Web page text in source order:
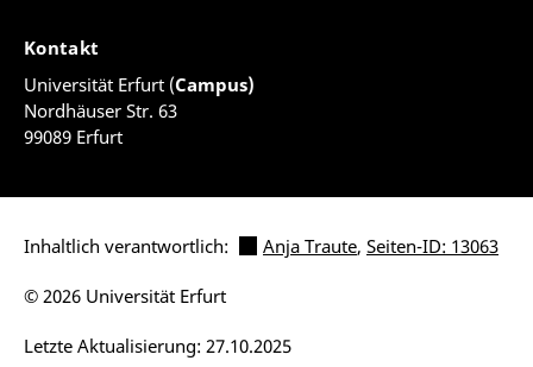
Kontakt
Universität Erfurt (Campus)
Nordhäuser Str. 63
99089 Erfurt
Inhaltlich verantwortlich: Anja Traute, Seiten-ID: 13063
Letzte Aktualisierung: 27.10.2025
© 2026 Universität Erfurt